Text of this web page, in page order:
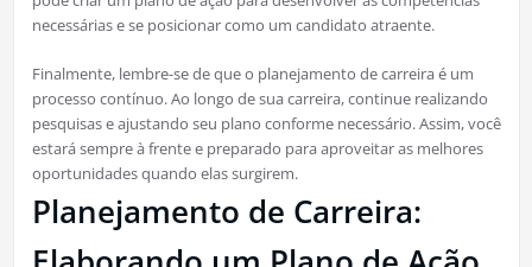
necessárias e se posicionar como um candidato atraente.
Finalmente, lembre-se de que o planejamento de carreira é um
processo contínuo. Ao longo de sua carreira, continue realizando
pesquisas e ajustando seu plano conforme necessário. Assim, você
estará sempre à frente e preparado para aproveitar as melhores
oportunidades quando elas surgirem.
Planejamento de Carreira: